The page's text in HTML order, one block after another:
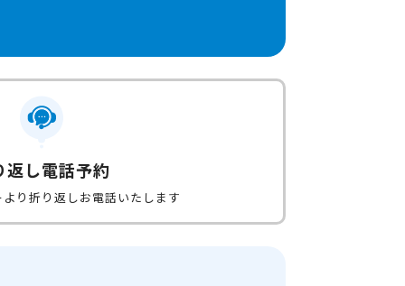
返し電話予約
り折り返しお電話いたします